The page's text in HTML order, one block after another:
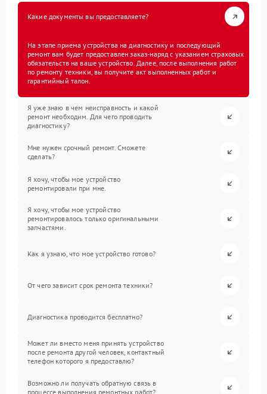
Какие документы вы предоставляете?
На этапе приема устройства на диагностику и последующий
ремонт вам будет предоставлен заказ-наряд с указанием страховых
обязательств на ваше устройство. Далее, после выполнения работ
по ремонту техники, вы получите акт выполненных работ и
гарантийный талон.
Я уже знаю в чем неисправность и какой
ремонт необходим. Для чего проводить
диагностику?
Мне нужен срочный ремонт. Сможете
сделать?
Я хочу, чтобы мое устройство
ремонтировали при мне.
Я хочу, чтобы мое устройство
ремонтировалось только оригинальными
запчастями.
Как я узнаю, что мое устройство готово?
От чего зависит срок ремонта техники?
Диагностика проводится бесплатно?
Может ли вместо меня принять устройство
после ремонта другой человек, контактный
телефон которого я предоставлю?
Возможно ли получать обратную связь в
процессе выполнения ремонтных работ?